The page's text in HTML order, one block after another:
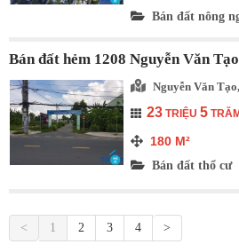
Bán đất nông
Bán đất hẻm 1208 Nguyễn Văn
Nguyễn Văn
23 TRIỆU5
180 M²
Bán đất thổ cư
< 1 2 3 4 >